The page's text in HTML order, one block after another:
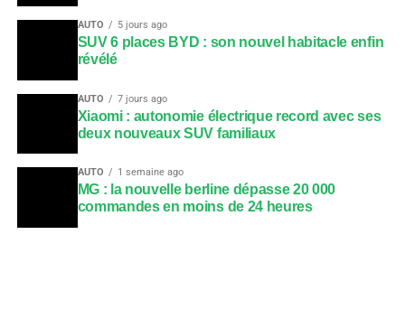
AUTO 5 jours ago
SUV 6 places BYD : son nouvel habitacle enfin
révélé
AUTO 7 jours ago
Xiaomi : autonomie électrique record avec ses
deux nouveaux SUV familiaux
AUTO 1 semaine ago
MG : la nouvelle berline dépasse 20 000
commandes en moins de 24 heures